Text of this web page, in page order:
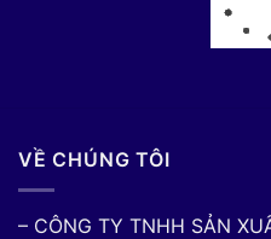
VỀ CHÚNG TÔI
– CÔNG TY TNHH SẢN